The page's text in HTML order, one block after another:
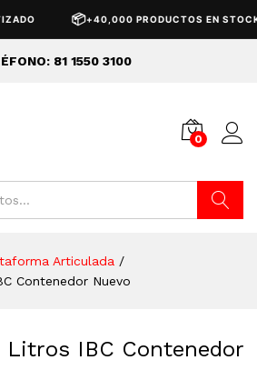
+40,000 PRODUCTOS EN STOCK
81 1550 3100
0
Articulada /
Contenedor Nuevo
Litros IBC Contenedor